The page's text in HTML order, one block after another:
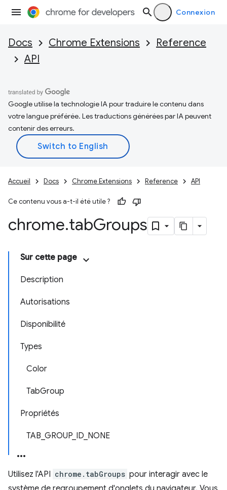
Connexion
Docs Chrome Extensions
Reference
API
Google utilise la technologie IA pour traduire le contenu dans
votre langue préférée. Les traductions générées par IA peuvent
contenir des erreurs.
Accueil Docs Chrome Extensions Reference API
Ce contenu vous a-t-il été utile ?
chrome.tabGroups
Sur cette page
Description
Autorisations
Disponibilité
Types
Color
TabGroup
Propriétés
TAB_GROUP_ID_NONE
Utilisez l'API chrome.tabGroups pour interagir avec le